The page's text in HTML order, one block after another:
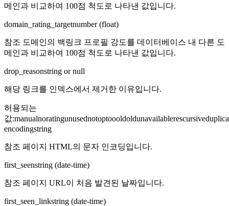
메인과 비교하여 100점 척도로 나타낸 값입니다.
domain_rating_targetnumber (float)
참조 도메인의 백링크 프로필 강도를 데이터베이스 내 다른 도
메인과 비교하여 100점 척도로 나타낸 값입니다.
drop_reasonstring or null
해당 링크를 인덱스에서 제거한 이유입니다.
허용되는
값:manualnoratingunusednotoptoooldoldunavailablerescursive
encodingstring
참조 페이지 HTML의 문자 인코딩입니다.
first_seenstring (date-time)
참조 페이지 URL이 처음 발견된 날짜입니다.
first_seen_linkstring (date-time)